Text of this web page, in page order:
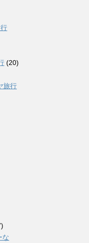
(20)
旅行
な